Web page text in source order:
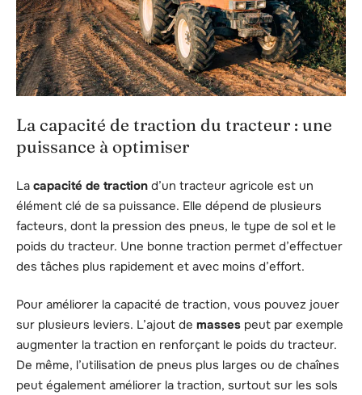
La capacité de traction du tracteur : une
puissance à optimiser
La capacité de traction d’un tracteur agricole est un
élément clé de sa puissance. Elle dépend de plusieurs
facteurs, dont la pression des pneus, le type de sol et le
poids du tracteur. Une bonne traction permet d’effectuer
des tâches plus rapidement et avec moins d’effort.
Pour améliorer la capacité de traction, vous pouvez jouer
sur plusieurs leviers. L’ajout de masses peut par exemple
augmenter la traction en renforçant le poids du tracteur.
De même, l’utilisation de pneus plus larges ou de chaînes
peut également améliorer la traction, surtout sur les sols